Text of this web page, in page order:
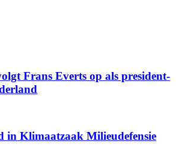
Frans Everts op als president-
in Klimaatzaak Milieudefensie